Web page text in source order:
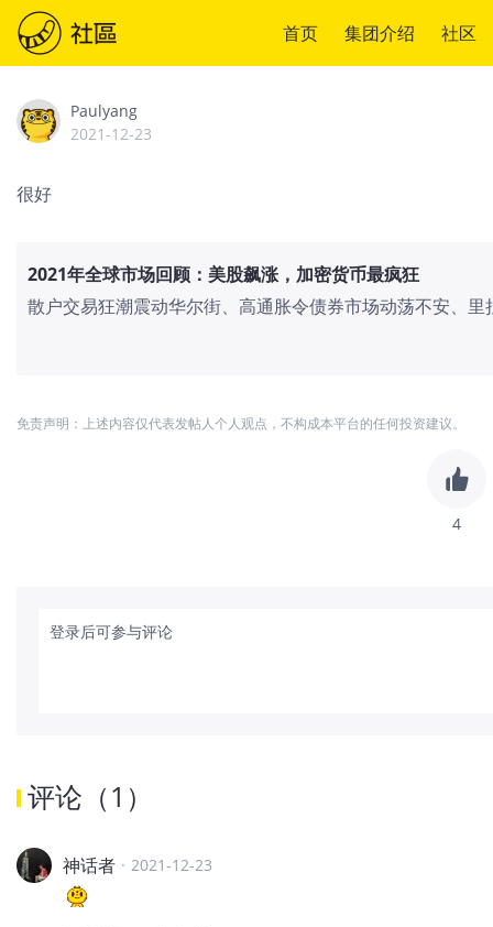
首页 集团介绍 社区
Paulyang
2021-12-23
很好
2021年全球市场回顾：美股飙涨，加密货币最疯狂
散户交易狂潮震动华尔街、高通胀令债券市场动荡不安、
免责声明：上述内容仅代表发帖人个人观点，不构成本平台的任何投资建议。
4
登录后可参与评论
评论 （1 ）
神话者 · 2021-12-23